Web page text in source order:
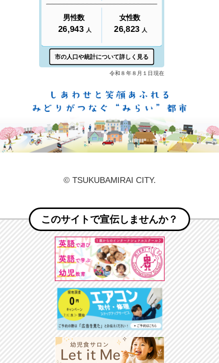
© TSUKUBAMIRAI CITY.
このサイトで宣伝しませんか？